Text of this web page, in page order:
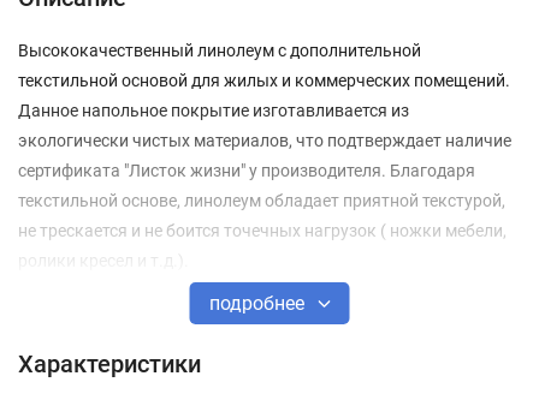
Высококачественный линолеум с дополнительной
текстильной основой для жилых и коммерческих помещений.
Данное напольное покрытие изготавливается из
экологически чистых материалов, что подтверждает наличие
сертификата "Листок жизни" у производителя. Благодаря
текстильной основе, линолеум обладает приятной текстурой,
не трескается и не боится точечных нагрузок ( ножки мебели,
ролики кресел и т.д.).
Идиллия Нова не боится температурных перепадов, что дает
покрытия в загородных домах и на дачах. Помимо этого, он
подробнее
Характеристики